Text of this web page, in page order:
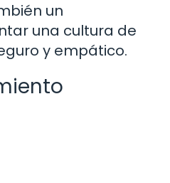
un
una cultura de
y empático.